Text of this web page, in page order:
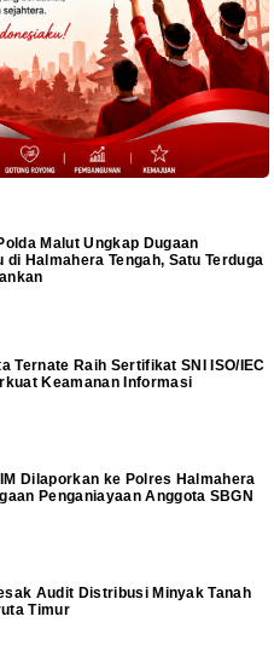
Malut Ungkap Dugaan
di Halmahera Tengah, Satu Terduga
Ternate Raih Sertifikat SNI ISO/IEC
Keamanan Informasi
Dilaporkan ke Polres Halmahera
Penganiayaan Anggota SBGN
Audit Distribusi Minyak Tanah
Timur